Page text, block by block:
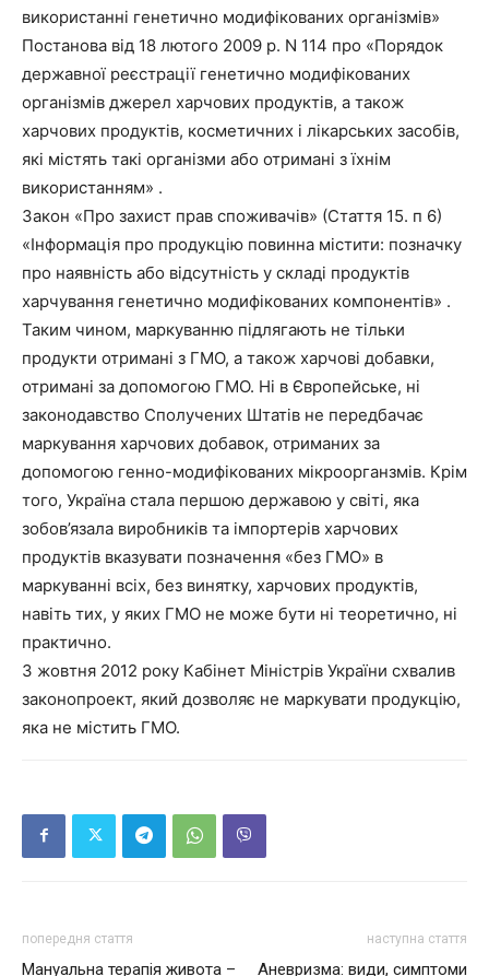
використанні генетично модифікованих організмів»
Постанова від 18 лютого 2009 р. N 114 про «Порядок
державної реєстрації генетично модифікованих
організмів джерел харчових продуктів, а також
харчових продуктів, косметичних і лікарських засобів,
які містять такі організми або отримані з їхнім
використанням» .
Закон «Про захист прав споживачів» (Стаття 15. п 6)
«Інформація про продукцію повинна містити: позначку
про наявність або відсутність у складі продуктів
харчування генетично модифікованих компонентів» .
Таким чином, маркуванню підлягають не тільки
продукти отримані з ГМО, а також харчові добавки,
отримані за допомогою ГМО. Ні в Європейське, ні
законодавство Сполучених Штатів не передбачає
маркування харчових добавок, отриманих за
допомогою генно-модифікованих мікроорганзмів. Крім
того, Україна стала першою державою у світі, яка
зобов’язала виробників та імпортерів харчових
продуктів вказувати позначення «без ГМО» в
маркуванні всіх, без винятку, харчових продуктів,
навіть тих, у яких ГМО не може бути ні теоретично, ні
практично.
3 жовтня 2012 року Кабінет Міністрів України схвалив
законопроект, який дозволяє не маркувати продукцію,
яка не містить ГМО.
попередня стаття
Мануальна терапія живота –
наступна стаття
Аневризма: види, симптоми